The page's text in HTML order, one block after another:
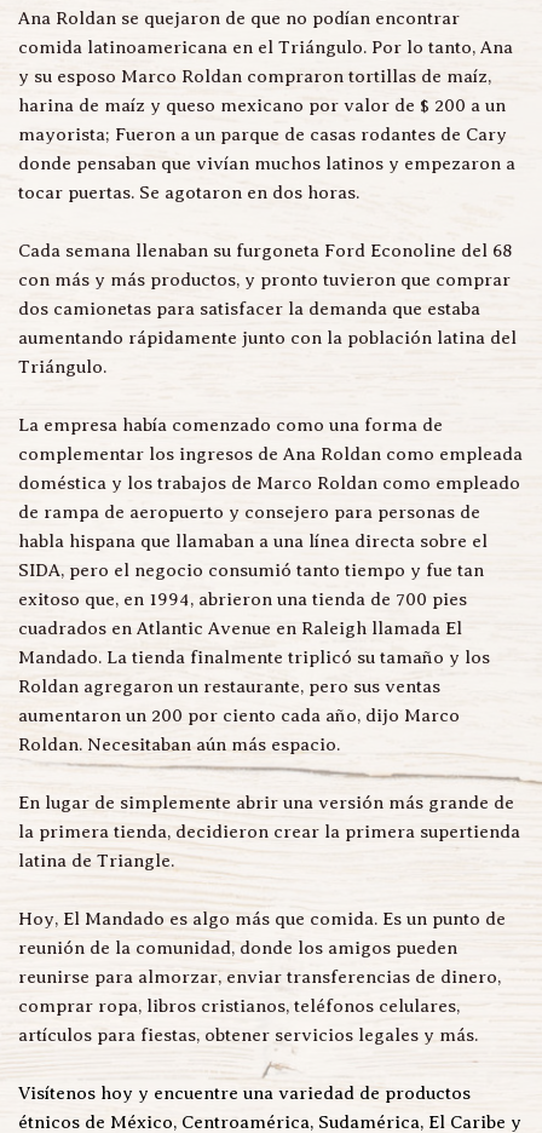
Ana Roldan se quejaron de que no podían encontrar
comida latinoamericana en el Triángulo. Por lo tanto, Ana
y su esposo Marco Roldan compraron tortillas de maíz,
harina de maíz y queso mexicano por valor de $ 200 a un
mayorista; Fueron a un parque de casas rodantes de Cary
donde pensaban que vivían muchos latinos y empezaron a
tocar puertas. Se agotaron en dos horas.
Cada semana llenaban su furgoneta Ford Econoline del 68
con más y más productos, y pronto tuvieron que comprar
dos camionetas para satisfacer la demanda que estaba
aumentando rápidamente junto con la población latina del
Triángulo.
La empresa había comenzado como una forma de
complementar los ingresos de Ana Roldan como empleada
doméstica y los trabajos de Marco Roldan como empleado
de rampa de aeropuerto y consejero para personas de
habla hispana que llamaban a una línea directa sobre el
SIDA, pero el negocio consumió tanto tiempo y fue tan
exitoso que, en 1994, abrieron una tienda de 700 pies
cuadrados en Atlantic Avenue en Raleigh llamada El
Mandado. La tienda finalmente triplicó su tamaño y los
Roldan agregaron un restaurante, pero sus ventas
aumentaron un 200 por ciento cada año, dijo Marco
Roldan. Necesitaban aún más espacio.
En lugar de simplemente abrir una versión más grande de
la primera tienda, decidieron crear la primera supertienda
latina de Triangle.
Hoy, El Mandado es algo más que comida. Es un punto de
reunión de la comunidad, donde los amigos pueden
reunirse para almorzar, enviar transferencias de dinero,
comprar ropa, libros cristianos, teléfonos celulares,
artículos para fiestas, obtener servicios legales y más.
Visítenos hoy y encuentre una variedad de productos
étnicos de México, Centroamérica, Sudamérica, El Caribe y